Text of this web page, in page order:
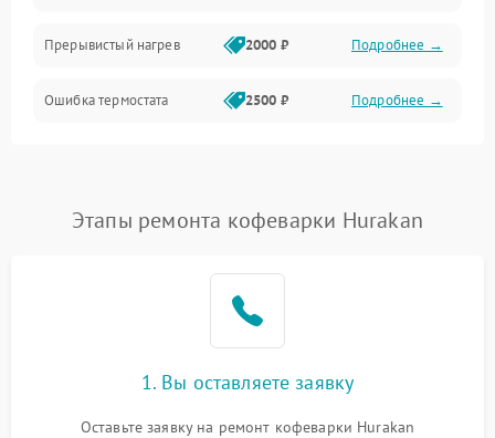
Прерывистый нагрев 2000 ₽ Подробнее →
Ошибка термостата 2500 ₽ Подробнее →
Этапы ремонта кофеварки Hurakan
1. Вы оставляете заявку
Оставьте заявку на ремонт кофеварки Hurakan